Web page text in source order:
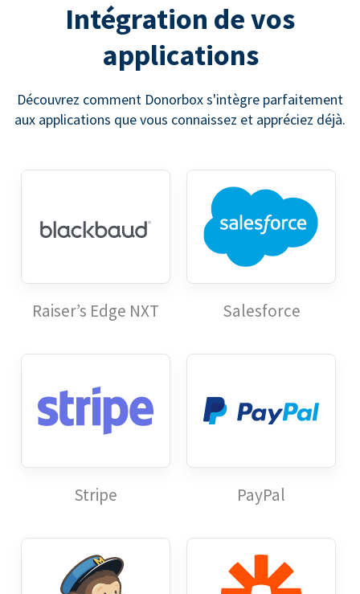
Intégration de vos
applications
Découvrez comment Donorbox s'intègre parfaitement
aux applications que vous connaissez et appréciez déjà.
Raiser’s Edge NXT Salesforce
Stripe PayPal